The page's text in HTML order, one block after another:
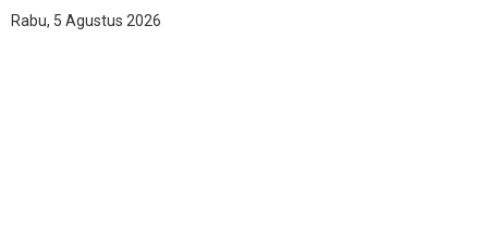
Rabu, 5 Agustus 2026